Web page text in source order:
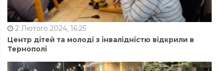
2 Лютого 2024, 16:25
Центр дітей та молоді з інвалідністю відкрили в
Тернополі